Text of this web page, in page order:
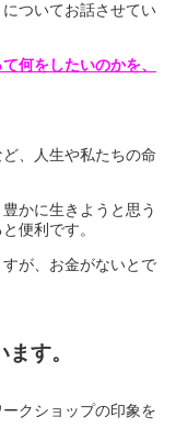
ついてお話させてい
何をしたいのかを、
、人生や私たちの命
かに生きようと思う
便利です。
が、お金がないとで
す。
クショップの印象を